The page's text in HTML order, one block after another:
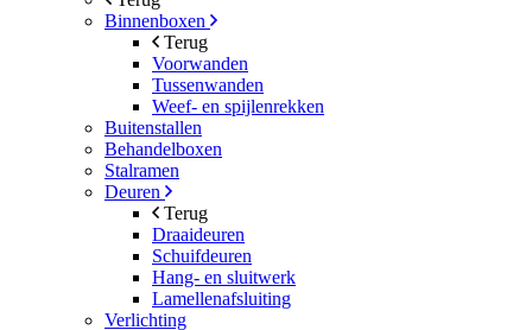
Binnenboxen
Terug
Voorwanden
Tussenwanden
Weef- en spijlenrekken
Buitenstallen
Behandelboxen
Stalramen
Deuren
Terug
Draaideuren
Schuifdeuren
Hang- en sluitwerk
Lamellenafsluiting
Verlichting